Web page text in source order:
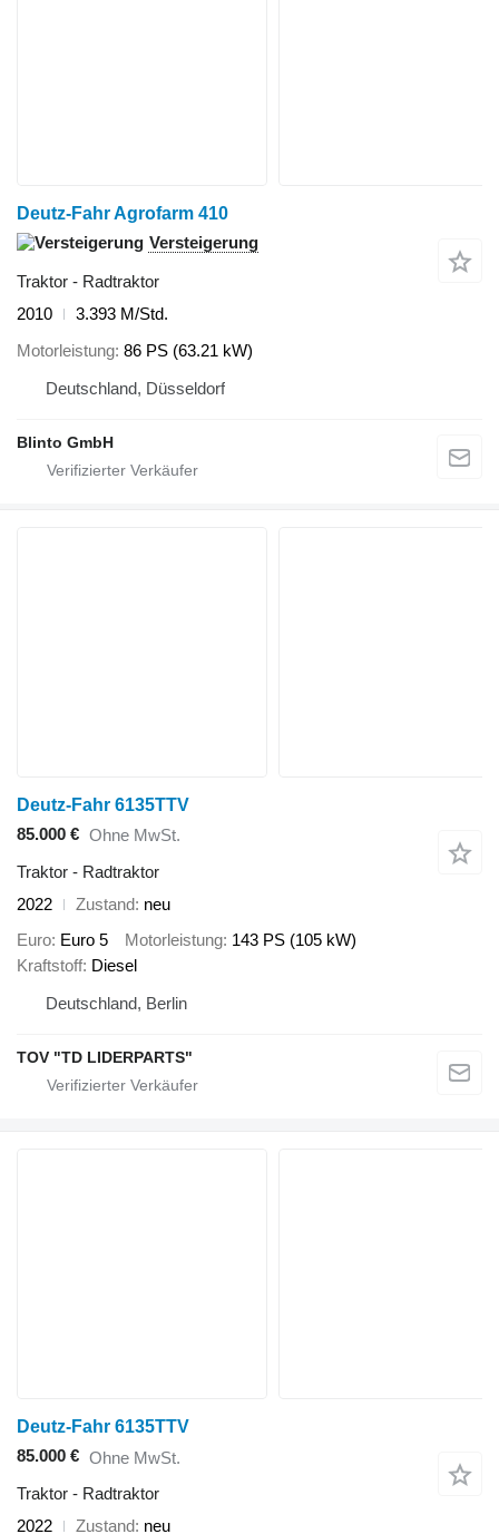
Deutz-Fahr Agrofarm 410
Versteigerung
Traktor - Radtraktor
2010
3.393 M/Std.
Motorleistung 86 PS (63.21 kW)
Deutschland, Düsseldorf
Blinto GmbH
Deutz-Fahr 6135TTV
85.000 € Ohne MwSt.
Traktor - Radtraktor
2022
Zustand neu
Euro Euro 5 Motorleistung 143 PS (105 kW)
Kraftstoff Diesel
Deutschland, Berlin
TOV "TD LIDERPARTS"
Deutz-Fahr 6135TTV
85.000 € Ohne MwSt.
Traktor - Radtraktor
2022
Zustand neu